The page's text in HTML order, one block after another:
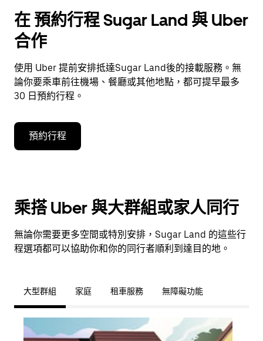
在 預約行程 Sugar Land 與 Uber
合作
使用 Uber 提前安排抵達Sugar Land後的接載服務。無
論你要乘車前往機場、餐廳或其他地點，都可提早最多
30 日預約行程。
預約行程
乘搭 Uber 與大群組或家人同行
無論你需要更多空間或特別安排，Sugar Land 的這些行
程選項都可以協助你和你的同行者順利到達目的地。
大型群組 家庭 租車服務 無障礙功能